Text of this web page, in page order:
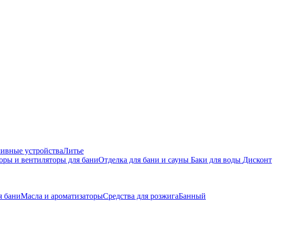
устройстваЛитье
и вентиляторы для баниОтделка для бани и сауны Баки для воды Дисконт
баниМасла и ароматизаторыСредства для розжигаБанный